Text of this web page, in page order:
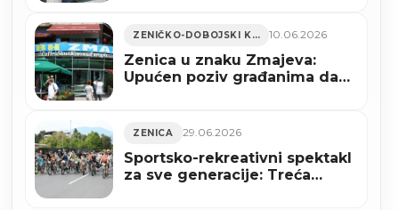
ZENIČKO-DOBOJSKI KANTON 10.06.2026
Zenica u znaku Zmajeva:
Upućen poziv građanima da
ZENICA 29.06.2026
Sportsko-rekreativni spektakl
za sve generacije: Treća